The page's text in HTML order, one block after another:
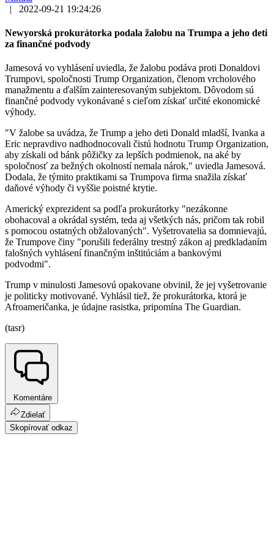
|
2022-09-21 19:24:26
Newyorská prokurátorka podala žalobu na Trumpa a jeho deti
za finančné podvody
Jamesová vo vyhlásení uviedla, že žalobu podáva proti Donaldovi
Trumpovi, spoločnosti Trump Organization, členom vrcholového
manažmentu a ďalším zainteresovaným subjektom. Dôvodom sú
finančné podvody vykonávané s cieľom získať určité ekonomické
výhody.
"V žalobe sa uvádza, že Trump a jeho deti Donald mladší, Ivanka a
Eric nepravdivo nadhodnocovali čistú hodnotu Trump Organization,
aby získali od bánk pôžičky za lepších podmienok, na aké by
spoločnosť za bežných okolností nemala nárok," uviedla Jamesová.
Dodala, že týmito praktikami sa Trumpova firma snažila získať
daňové výhody či vyššie poistné krytie.
Americký exprezident sa podľa prokurátorky "nezákonne
obohacoval a okrádal systém, teda aj všetkých nás, pričom tak robil
s pomocou ostatných obžalovaných". Vyšetrovatelia sa domnievajú,
že Trumpove činy "porušili federálny trestný zákon aj predkladaním
falošných vyhlásení finančným inštitúciám a bankovými
podvodmi".
Trump v minulosti Jamesovú opakovane obvinil, že jej vyšetrovanie
je politicky motivované. Vyhlásil tiež, že prokurátorka, ktorá je
Afroameričanka, je údajne rasistka, pripomína The Guardian.
(tasr)
Komentáre
Zdielať
Skopírovať odkaz